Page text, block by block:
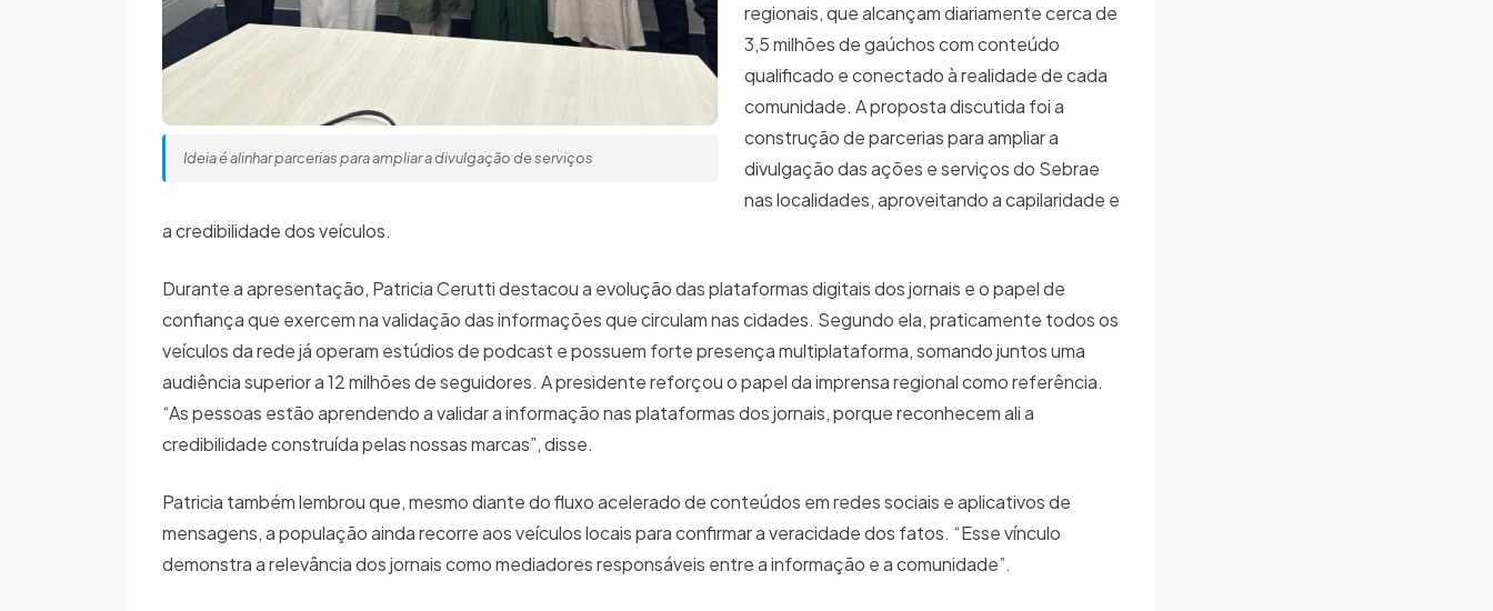
Ideia é alinhar parcerias para ampliar a divulgação de serviços
regionais, que alcançam diariamente cerca de
3,5 milhões de gaúchos com conteúdo
qualificado e conectado à realidade de cada
comunidade. A proposta discutida foi a
construção de parcerias para ampliar a
divulgação das ações e serviços do Sebrae
nas localidades, aproveitando a capilaridade e
a credibilidade dos veículos.
Durante a apresentação, Patricia Cerutti destacou a evolução das plataformas digitais dos jornais e o papel de
confiança que exercem na validação das informações que circulam nas cidades. Segundo ela, praticamente todos os
veículos da rede já operam estúdios de podcast e possuem forte presença multiplataforma, somando juntos uma
audiência superior a 12 milhões de seguidores. A presidente reforçou o papel da imprensa regional como referência.
“As pessoas estão aprendendo a validar a informação nas plataformas dos jornais, porque reconhecem ali a
credibilidade construída pelas nossas marcas”, disse.
Patricia também lembrou que, mesmo diante do fluxo acelerado de conteúdos em redes sociais e aplicativos de
mensagens, a população ainda recorre aos veículos locais para confirmar a veracidade dos fatos. “Esse vínculo
demonstra a relevância dos jornais como mediadores responsáveis entre a informação e a comunidade”.